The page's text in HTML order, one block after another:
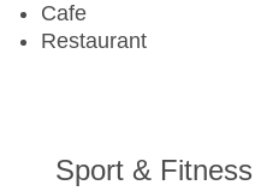
Cafe
Restaurant
Sport & Fitness